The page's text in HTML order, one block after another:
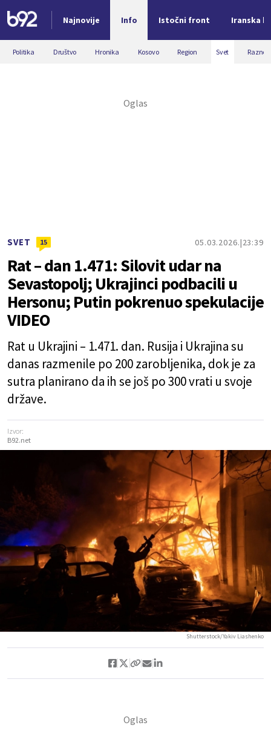
Najnovije Info Istočni front Iranska
Nova vest
Politika Društvo Hronika Kosovo Region Svet Razno
SVET 15 05.03.2026. 23:39
Rat – dan 1.471: Silovit udar na
Sevastopolj; Ukrajinci podbacili u
Hersonu; Putin pokrenuo spekulacije
VIDEO
Rat u Ukrajini – 1.471. dan. Rusija i Ukrajina su
danas razmenile po 200 zarobljenika, dok je za
sutra planirano da ih se još po 300 vrati u svoje
države.
Izvor:
B92.net
Shutterstock/Yakiv Liashenko